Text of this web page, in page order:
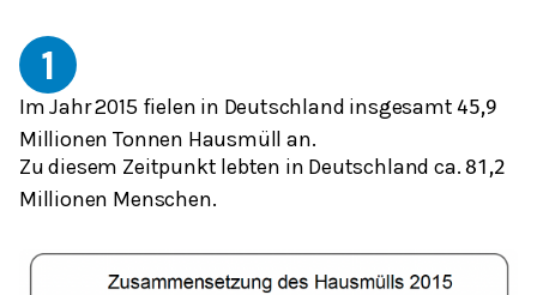
1
Im Jahr2015 fielen in Deutschland insgesamt45,9
Millionen Tonnen Hausmüll an.
Zu diesem Zeitpunkt lebten in Deutschland ca.81,2
Millionen Menschen.